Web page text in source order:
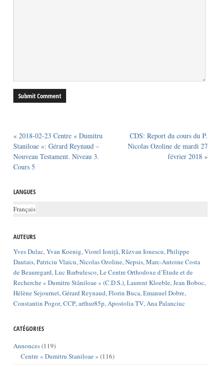
« 2018-02-23 Centre « Dumitru
Staniloae »: Gérard Reynaud –
Nouveau Testament. Niveau 3.
Cours 5
CDS: Report du cours du P.
Nicolas Ozoline de mardi 27
février 2018 »
LANGUES
Français
AUTEURS
Yves Dulac,Yvan Koenig,Viorel Ioniță,Răzvan Ionescu,Philippe
Dautais,Patriciu Vlaicu,Nicolas Ozoline,Nepsis,Marc-Antoine Costa
de Beauregard,Luc Barbulesco,Le Centre Orthodoxe d’Étude et de
Recherche « Dumitru Stăniloae » (C.D.S.),Laurent Kloeble,Jean Boboc,
Hélène Sejournet,Gérard Reynaud,Florin Buca,Emanuel Dobre,
Constantin Pogor,CCP,arthur85p,Apostolia TV,Ana Palanciuc
CATÉGORIES
Annonces(119)
Centre « Dumitru Staniloae » (116)